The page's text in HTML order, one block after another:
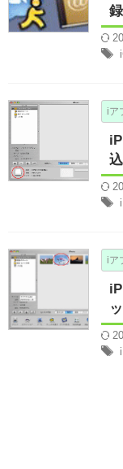
iア
iア